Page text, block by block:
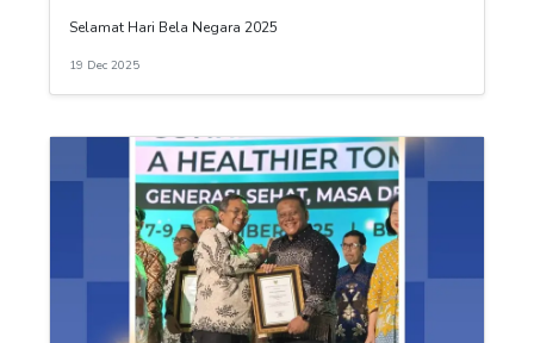
Selamat Hari Bela Negara 2025
19 Dec 2025